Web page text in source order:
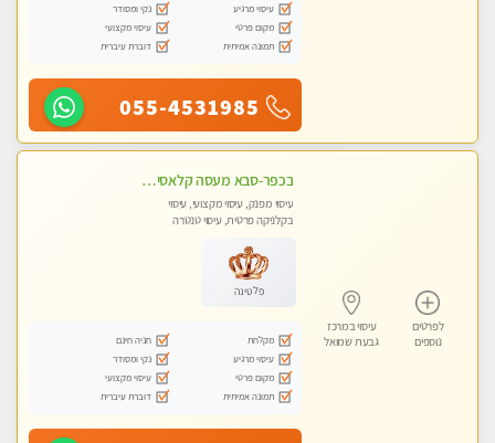
עיסוי מרגיע
נקי ומסודר
מקום פרטי
עיסוי מקצועי
תמונה אמיתית
דוברת עיברית
055-4531985
לפרטים
נוספים
עיסוי במרכז
גבעת שמואל
בכפר-סבא מעסה קלאסית ומפנקת. . highly recommended..new in the city
עיסוי מפנק, עיסוי מקצועי, עיסוי
בקלניקה פרטית, עיסוי טנטרה
פלטינה
מקלחת
חניה חינם
עיסוי מרגיע
נקי ומסודר
מקום פרטי
עיסוי מקצועי
תמונה אמיתית
דוברת עיברית